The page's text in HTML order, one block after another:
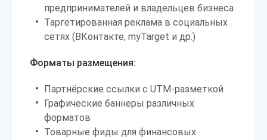
предпринимателей и владельцев бизнеса
Таргетированная реклама в социальных
сетях (ВКонтакте, myTarget и др.)
Форматы размещения:
Партнёрские ссылки с UTM-разметкой
Графические баннеры различных
форматов
Товарные фиды для финансовых